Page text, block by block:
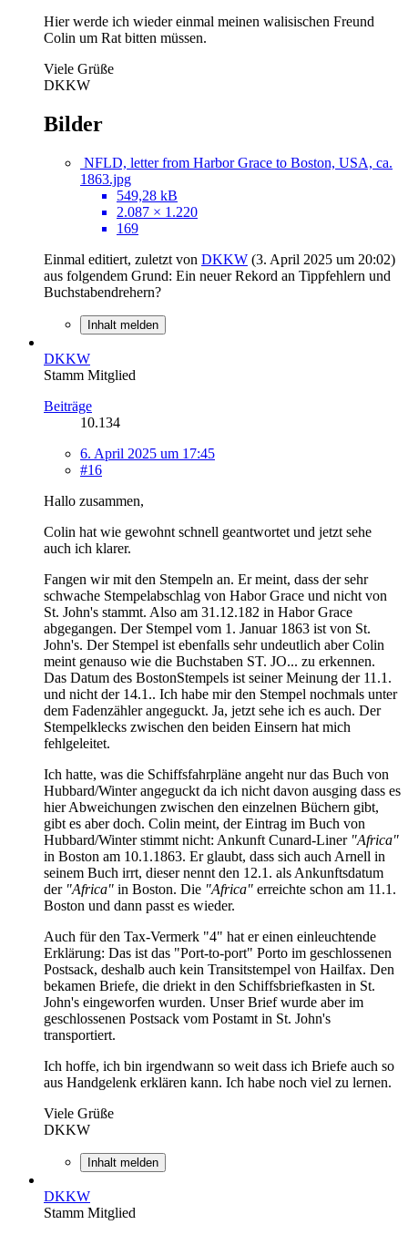
Hier werde ich wieder einmal meinen walisischen Freund
Colin um Rat bitten müssen.
Viele Grüße
DKKW
Bilder
NFLD, letter from Harbor Grace to Boston, USA, ca.
1863.jpg
549,28 kB
2.087 × 1.220
169
Einmal editiert, zuletzt von DKKW (3. April 2025 um 20:02)
aus folgendem Grund: Ein neuer Rekord an Tippfehlern und
Buchstabendrehern?
Inhalt melden
DKKW
Stamm Mitglied
Beiträge
10.134
6. April 2025 um 17:45
#16
Hallo zusammen,
Colin hat wie gewohnt schnell geantwortet und jetzt sehe
auch ich klarer.
Fangen wir mit den Stempeln an. Er meint, dass der sehr
schwache Stempelabschlag von Habor Grace und nicht von
St. John's stammt. Also am 31.12.182 in Habor Grace
abgegangen. Der Stempel vom 1. Januar 1863 ist von St.
John's. Der Stempel ist ebenfalls sehr undeutlich aber Colin
meint genauso wie die Buchstaben ST. JO... zu erkennen.
Das Datum des BostonStempels ist seiner Meinung der 11.1.
und nicht der 14.1.. Ich habe mir den Stempel nochmals unter
dem Fadenzähler angeguckt. Ja, jetzt sehe ich es auch. Der
Stempelklecks zwischen den beiden Einsern hat mich
fehlgeleitet.
Ich hatte, was die Schiffsfahrpläne angeht nur das Buch von
Hubbard/Winter angeguckt da ich nicht davon ausging dass es
hier Abweichungen zwischen den einzelnen Büchern gibt,
gibt es aber doch. Colin meint, der Eintrag im Buch von
Hubbard/Winter stimmt nicht: Ankunft Cunard-Liner "Africa"
in Boston am 10.1.1863. Er glaubt, dass sich auch Arnell in
seinem Buch irrt, dieser nennt den 12.1. als Ankunftsdatum
der "Africa" in Boston. Die "Africa" erreichte schon am 11.1.
Boston und dann passt es wieder.
Auch für den Tax-Vermerk "4" hat er einen einleuchtende
Erklärung: Das ist das "Port-to-port" Porto im geschlossenen
Postsack, deshalb auch kein Transitstempel von Hailfax. Den
bekamen Briefe, die driekt in den Schiffsbriefkasten in St.
John's eingeworfen wurden. Unser Brief wurde aber im
geschlossenen Postsack vom Postamt in St. John's
transportiert.
Ich hoffe, ich bin irgendwann so weit dass ich Briefe auch so
aus Handgelenk erklären kann. Ich habe noch viel zu lernen.
Viele Grüße
DKKW
Inhalt melden
DKKW
Stamm Mitglied